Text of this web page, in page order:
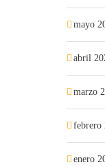
mayo
abril
marzo
febrero
enero